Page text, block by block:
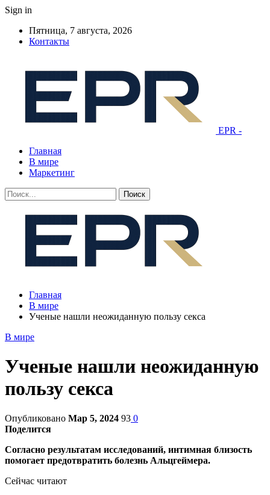
Sign in
Пятница, 7 августа, 2026
Контакты
EPR -
Главная
В мире
Маркетинг
Главная
В мире
Ученые нашли неожиданную пользу секса
В мире
Ученые нашли неожиданную
пользу секса
Опубликовано Мар 5, 2024 93 0
Поделится
Согласно результатам исследований, интимная близость
помогает предотвратить болезнь Альцгеймера.
Сейчас читают